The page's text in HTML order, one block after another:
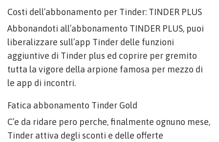
Costi dell’abbonamento per Tinder: TINDER PLUS
Abbonandoti all’abbonamento TINDER PLUS, puoi
liberalizzare sull’app Tinder delle funzioni
aggiuntive di Tinder plus ed coprire per gremito
tutta la vigore della arpione famosa per mezzo di
le app di incontri.
Fatica abbonamento Tinder Gold
C’e da ridare pero perche, finalmente ognuno mese,
Tinder attiva degli sconti e delle offerte